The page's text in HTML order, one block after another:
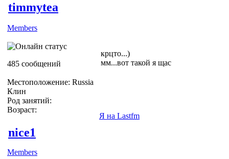
timmytea
Members
485 сообщений
Местоположение: Russia
Клин
Род занятий:
Возраст:
крцто...)
мм...вот такой я щас
Я на Lastfm
nice1
Members